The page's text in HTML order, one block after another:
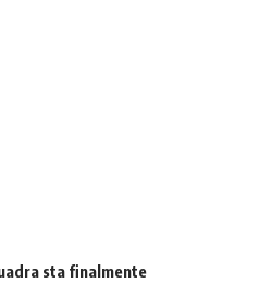
sta finalmente